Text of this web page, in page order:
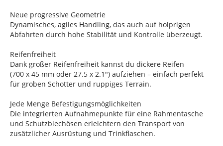
Neue progressive Geometrie
Dynamisches, agiles Handling, das auch auf holprigen
Abfahrten durch hohe Stabilität und Kontrolle überzeugt.
Reifenfreiheit
Dank großer Reifenfreiheit kannst du dickere Reifen
(700 x 45 mm oder 27.5 x 2.1") aufziehen – einfach perfekt
für groben Schotter und ruppiges Terrain.
Jede Menge Befestigungsmöglichkeiten
Die integrierten Aufnahmepunkte für eine Rahmentasche
und Schutzblechösen erleichtern den Transport von
zusätzlicher Ausrüstung und Trinkflaschen.